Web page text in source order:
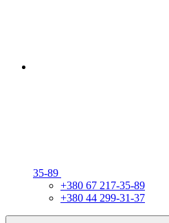
35-89
+380 67 217-35-89
+380 44 299-31-37